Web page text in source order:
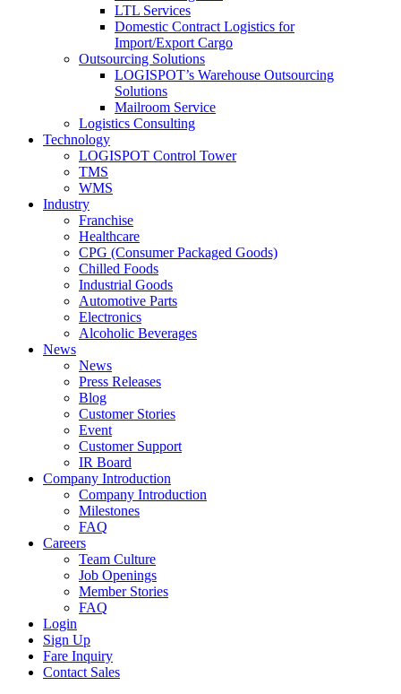
LTL Services
Domestic Contract Logistics for
Import/Export Cargo
Outsourcing Solutions
LOGISPOT’s Warehouse Outsourcing
Solutions
Mailroom Service
Logistics Consulting
Technology
LOGISPOT Control Tower
TMS
WMS
Industry
Franchise
Healthcare
CPG (Consumer Packaged Goods)
Chilled Foods
Industrial Goods
Automotive Parts
Electronics
Alcoholic Beverages
News
News
Press Releases
Blog
Customer Stories
Event
Customer Support
IR Board
Company Introduction
Company Introduction
Milestones
FAQ
Careers
Team Culture
Job Openings
Member Stories
FAQ
Login
Sign Up
Fare Inquiry
Contact Sales